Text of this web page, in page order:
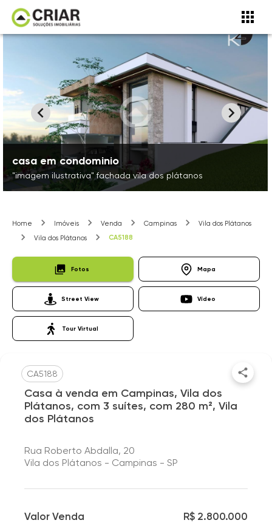
casa em condominio
"imagem ilustrativa" fachada vila dos plátanos
Home Imóveis Venda Campinas
Vila dos Plátanos
Vila dos Plátanos
CA5188
Fotos Mapa
Street View Vídeo
Tour Virtual
CA5188
Casa à venda em Campinas, Vila dos
Plátanos, com 3 suítes, com 280 m², Vila
dos Plátanos
Rua Roberto Abdalla, 20
Vila dos Plátanos - Campinas - SP
Valor Venda R$ 2.800.000